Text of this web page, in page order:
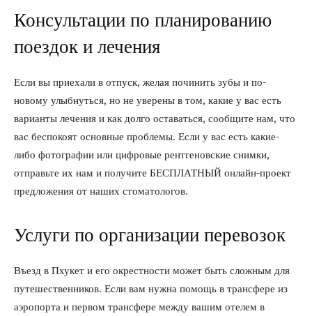
Консультации по планированию
поездок и лечения
Если вы приехали в отпуск, желая починить зубы и по-
новому улыбнуться, но не уверены в том, какие у вас есть
варианты лечения и как долго оставаться, сообщите нам, что
вас беспокоят основные проблемы. Если у вас есть какие-
либо фотографии или цифровые рентгеновские снимки,
отправьте их нам и получите БЕСПЛАТНЫЙ онлайн-проект
предложения от наших стоматологов.
Услуги по организации перевозок
Въезд в Пхукет и его окрестности может быть сложным для
путешественников. Если вам нужна помощь в трансфере из
аэропорта и первом трансфере между вашим отелем в